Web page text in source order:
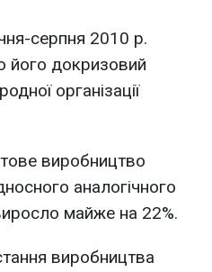
серпня 2010 р.
його докризовий
організації
виробництво
аналогічного
майже на 22%.
виробництва